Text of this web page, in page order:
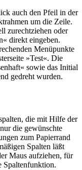
auch den Pfeil in der
um die Zeile.
zurechtziehen oder
direkt eingeben.
Menüpunkte
»Test«. Die
sowie das Initial
gedreht wurden.
die mit Hilfe der
die gewünschte
zum Papierrand
Spalten läßt
Maus aufziehen, für
Spaltenfunktion.